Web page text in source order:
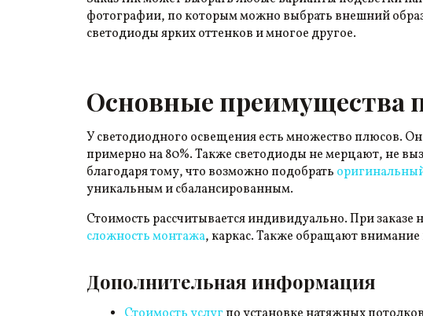
фотографии, по которым можно выбрать внешний
светодиоды ярких оттенков и многое другое.
Основные преимущества
У светодиодного освещения есть множество плюсов.
примерно на 80%. Также светодиоды не мерцают, не
благодаря тому, что возможно подобрать
уникальным и сбалансированным.
Стоимость рассчитывается индивидуально. При заказе
сложность монтажа, каркас. Также обращают внимание
Дополнительная информация